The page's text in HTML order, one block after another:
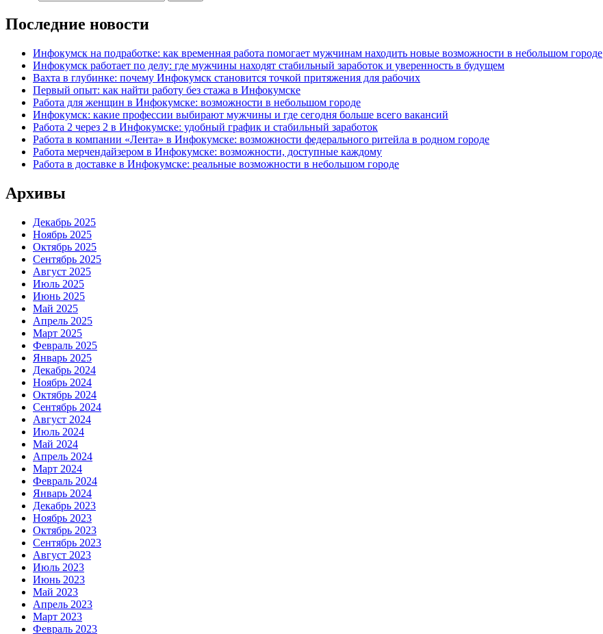
Последние новости
Инфокумск на подработке: как временная работа помогает мужчинам находить новые возможности в небольшом городе
Инфокумск работает по делу: где мужчины находят стабильный заработок и уверенность в будущем
Вахта в глубинке: почему Инфокумск становится точкой притяжения для рабочих
Первый опыт: как найти работу без стажа в Инфокумске
Работа для женщин в Инфокумске: возможности в небольшом городе
Инфокумск: какие профессии выбирают мужчины и где сегодня больше всего вакансий
Работа 2 через 2 в Инфокумске: удобный график и стабильный заработок
Работа в компании «Лента» в Инфокумске: возможности федерального ритейла в родном городе
Работа мерчендайзером в Инфокумске: возможности, доступные каждому
Работа в доставке в Инфокумске: реальные возможности в небольшом городе
Архивы
Декабрь 2025
Ноябрь 2025
Октябрь 2025
Сентябрь 2025
Август 2025
Июль 2025
Июнь 2025
Май 2025
Апрель 2025
Март 2025
Февраль 2025
Январь 2025
Декабрь 2024
Ноябрь 2024
Октябрь 2024
Сентябрь 2024
Август 2024
Июль 2024
Май 2024
Апрель 2024
Март 2024
Февраль 2024
Январь 2024
Декабрь 2023
Ноябрь 2023
Октябрь 2023
Сентябрь 2023
Август 2023
Июль 2023
Июнь 2023
Май 2023
Апрель 2023
Март 2023
Февраль 2023